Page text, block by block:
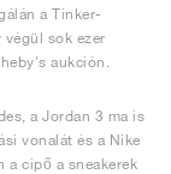
a Tinker-
sok ezer
aukción.
a Jordan 3 ma is
vonalát és a Nike
a cipő a sneakerek